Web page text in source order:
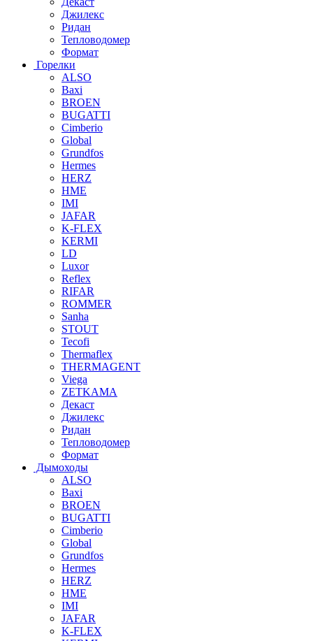
Джилекс
Ридан
Тепловодомер
Формат
Горелки
ALSO
Baxi
BROEN
BUGATTI
Cimberio
Global
Grundfos
Hermes
HERZ
HME
IMI
JAFAR
K-FLEX
KERMI
LD
Luxor
Reflex
RIFAR
ROMMER
Sanha
STOUT
Tecofi
Thermaflex
THERMAGENT
Viega
ZETKAMA
Декаст
Джилекс
Ридан
Тепловодомер
Формат
Дымоходы
ALSO
Baxi
BROEN
BUGATTI
Cimberio
Global
Grundfos
Hermes
HERZ
HME
IMI
JAFAR
K-FLEX